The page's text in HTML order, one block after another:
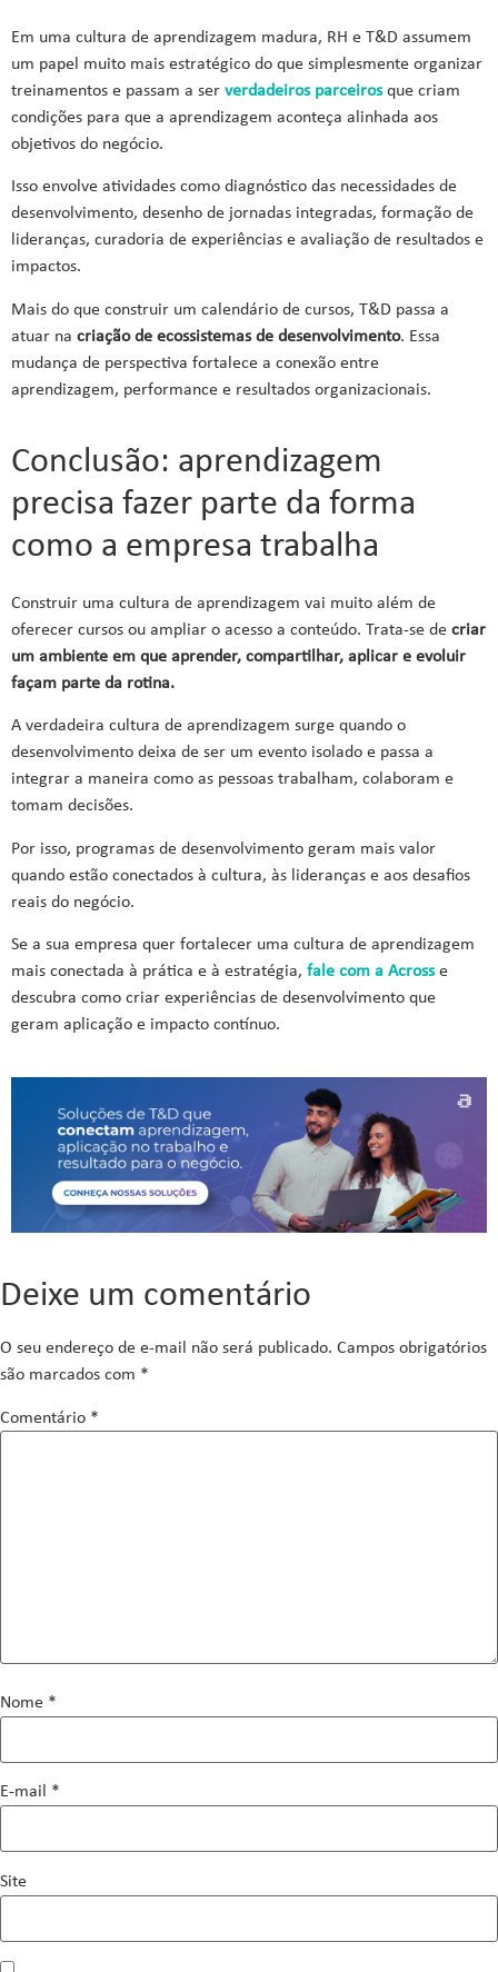
Em uma cultura de aprendizagem madura, RH e T&D assumem
um papel muito mais estratégico do que simplesmente organizar
treinamentos e passam a ser verdadeiros parceirosque criam
condições para que a aprendizagem aconteça alinhada aos
objetivos do negócio.
Isso envolve atividades como diagnóstico das necessidades de
desenvolvimento, desenho de jornadas integradas, formação de
lideranças, curadoria de experiências e avaliação de resultados e
impactos.
Mais do que construir um calendário de cursos, T&D passa a
atuar na criação de ecossistemas de desenvolvimento. Essa
mudança de perspectiva fortalece a conexão entre
aprendizagem, performance e resultados organizacionais.
Conclusão: aprendizagem
precisa fazer parte da forma
como a empresa trabalha
Construir uma cultura de aprendizagem vai muito além de
oferecer cursos ou ampliar o acesso a conteúdo. Trata-se de criar
um ambiente em que aprender, compartilhar, aplicar e evoluir
façam parte da rotina.
A verdadeira cultura de aprendizagem surge quando o
desenvolvimento deixa de ser um evento isolado e passa a
integrar a maneira como as pessoas trabalham, colaboram e
tomam decisões.
Por isso, programas de desenvolvimento geram mais valor
quando estão conectados à cultura, às lideranças e aos desafios
reais do negócio.
Se a sua empresa quer fortalecer uma cultura de aprendizagem
mais conectada à prática e à estratégia, fale com a Acrosse
descubra como criar experiências de desenvolvimento que
geram aplicação e impacto contínuo.
Deixe um comentário
O seu endereço de e-mail não será publicado. Campos obrigatórios
são marcados com *
Comentário *
Nome *
E-mail *
Site